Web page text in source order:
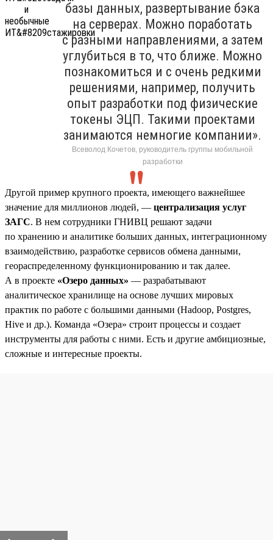
базы данных, развертывание бэка
на серверах. Можно поработать
с разными направлениями, а затем
углубиться в то, что ближе. Можно
познакомиться и с очень редкими
решениями, например, получить
опыт разработки под физические
токены ЭЦП. Такими проектами
занимаются немногие компании».
Всеволод Кочетов, руководитель группы мобильной
разработки
Другой пример крупного проекта, имеющего важнейшее
значение для миллионов людей, — централизация услуг
ЗАГС. В нем сотрудники ГНИВЦ решают задачи
по хранению и аналитике больших данных, интеграционному
взаимодействию, разработке сервисов обмена данными,
геораспределенному функционированию и так далее.
А в проекте «Озеро данных» — разрабатывают
аналитическое хранилище на основе лучших мировых
практик по работе с большими данными (Hadoop, Postgres,
Hive и др.). Команда «Озера» строит процессы и создает
инструменты для работы с ними. Есть и другие амбициозные,
сложные и интересные проекты.